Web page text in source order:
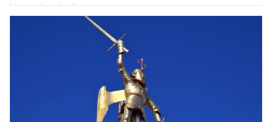
leurs chocolats!
Qui es-tu Saint-Michel ?